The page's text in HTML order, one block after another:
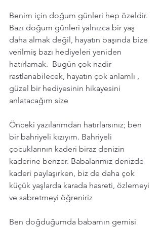
Benim için doğum günleri hep özeldir.
Bazı doğum günleri yalnızca bir yaş
daha almak değil, hayatın başında bize
verilmiş bazı hediyeleri yeniden
hatırlamak.  Bugün çok nadir
rastlanabilecek, hayatın çok anlamlı ,
güzel bir hediyesinin hikayesini
anlatacağım size
Önceki yazılarımdan hatırlarsınız; ben
bir bahriyeli kızıyım. Bahriyeli
çocuklarının kaderi biraz denizin
kaderine benzer. Babalarımız denizde
kaderi paylaşırken, biz de daha çok
küçük yaşlarda karada hasreti, özlemeyi
ve sabretmeyi öğreniriz
Ben doğduğumda babamın gemisi